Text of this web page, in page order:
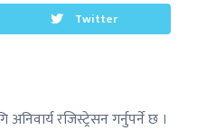
Twitter
रजिस्ट्रेसन गर्नुपर्ने छ ।